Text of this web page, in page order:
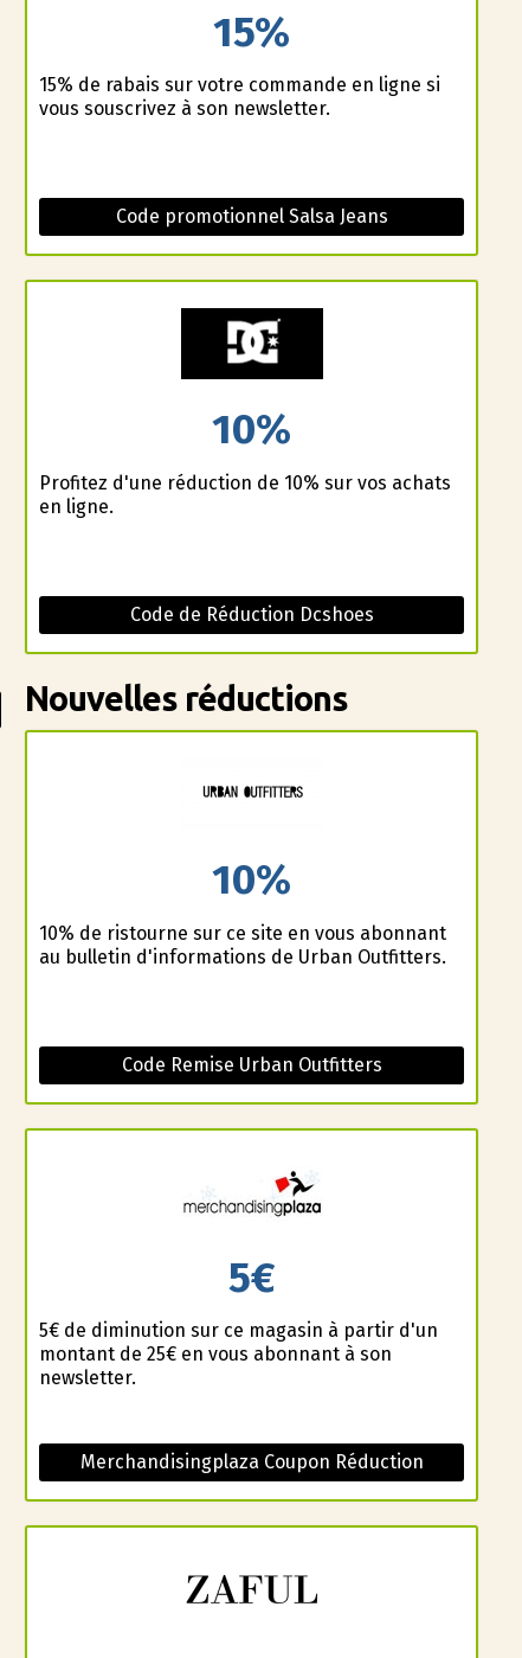
15%
15% de rabais sur votre commande en ligne si
vous souscrivez à son newsletter.
Code promotionnel Salsa Jeans
10%
Profitez d'une réduction de 10% sur vos achats
en ligne.
Code de Réduction Dcshoes
Nouvelles réductions
10%
10% de ristourne sur ce site en vous abonnant
au bulletin d'informations de Urban Outfitters.
Code Remise Urban Outfitters
5€
5€ de diminution sur ce magasin à partir d'un
montant de 25€ en vous abonnant à son
newsletter.
Merchandisingplaza Coupon Réduction